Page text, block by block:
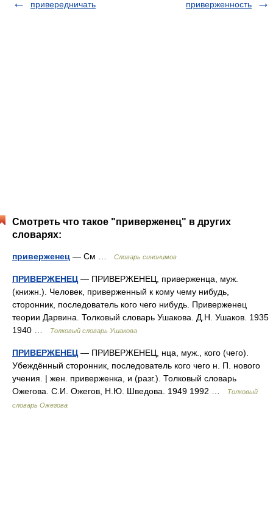
привередничать приверженность
Смотреть что такое "приверженец" в других
словарях:
приверженец — См … Словарь синонимов
ПРИВЕРЖЕНЕЦ — ПРИВЕРЖЕНЕЦ, приверженца, муж.
(книжн.). Человек, приверженный к кому чему нибудь,
сторонник, последователь кого чего нибудь. Приверженец
теории Дарвина. Толковый словарь Ушакова. Д.Н. Ушаков. 1935
1940 …
Толковый словарь Ушакова
ПРИВЕРЖЕНЕЦ — ПРИВЕРЖЕНЕЦ, нца, муж., кого (чего).
Убеждённый сторонник, последователь кого чего н. П. нового
учения. | жен. приверженка, и (разг.). Толковый словарь
Ожегова. С.И. Ожегов, Н.Ю. Шведова. 1949 1992 …
Толковый
словарь Ожегова